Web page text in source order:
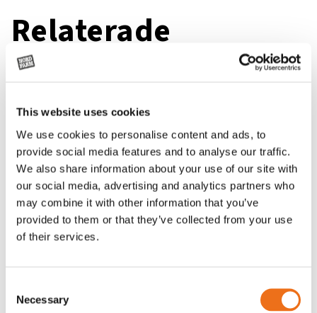
This website uses cookies
We use cookies to personalise content and ads, to
provide social media features and to analyse our traffic.
We also share information about your use of our site with
our social media, advertising and analytics partners who
may combine it with other information that you’ve
provided to them or that they’ve collected from your use
of their services.
Selection
Necessary
Relaterade
produkter
Lägg till i varukorg
Rotor, komplett med slagor